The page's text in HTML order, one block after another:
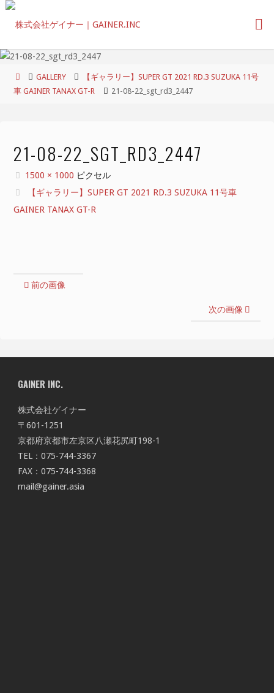
コ
ン
ホ
ー
GALLERY
【ギャラリー】SUPER GT 2021 RD.3 SUZUKA 11号
車 GAINER TANAX GT-R
21-08-22_sgt_rd3_2447
21-08-22_SGT_RD3_2447
フ
ル
サ
1500 × 1000 ピクセル
【ギャラリー】SUPER GT 2021 RD.3 SUZUKA 11号車
GAINER TANAX GT-R
前の画像
次の画像
GAINER INC.
株式会社ゲイナー
〒601-1251
京都府京都市左京区八瀬花尻町198-1
TEL：075-744-3367
FAX：075-744-3368
mail@gainer.asia